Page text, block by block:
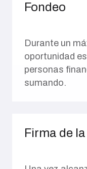
Fondeo
Durante un
oportunidad
personas
sumando.
Firma de